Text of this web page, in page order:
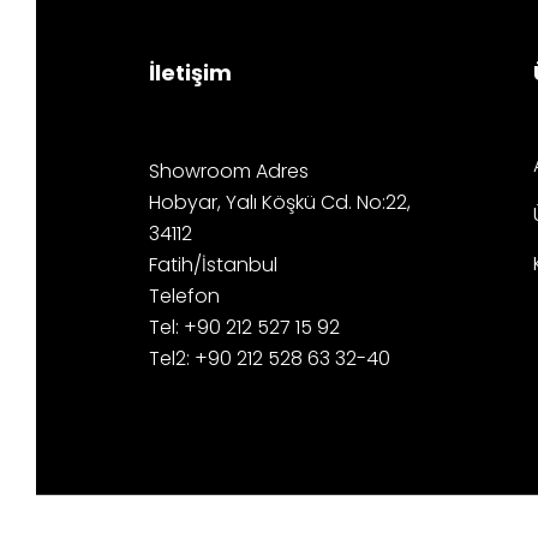
İletişim
Showroom Adres
Hobyar, Yalı Köşkü Cd. No:22,
34112
Fatih/İstanbul
Telefon
Tel: +90 212 527 15 92
Tel2: +90 212 528 63 32-40